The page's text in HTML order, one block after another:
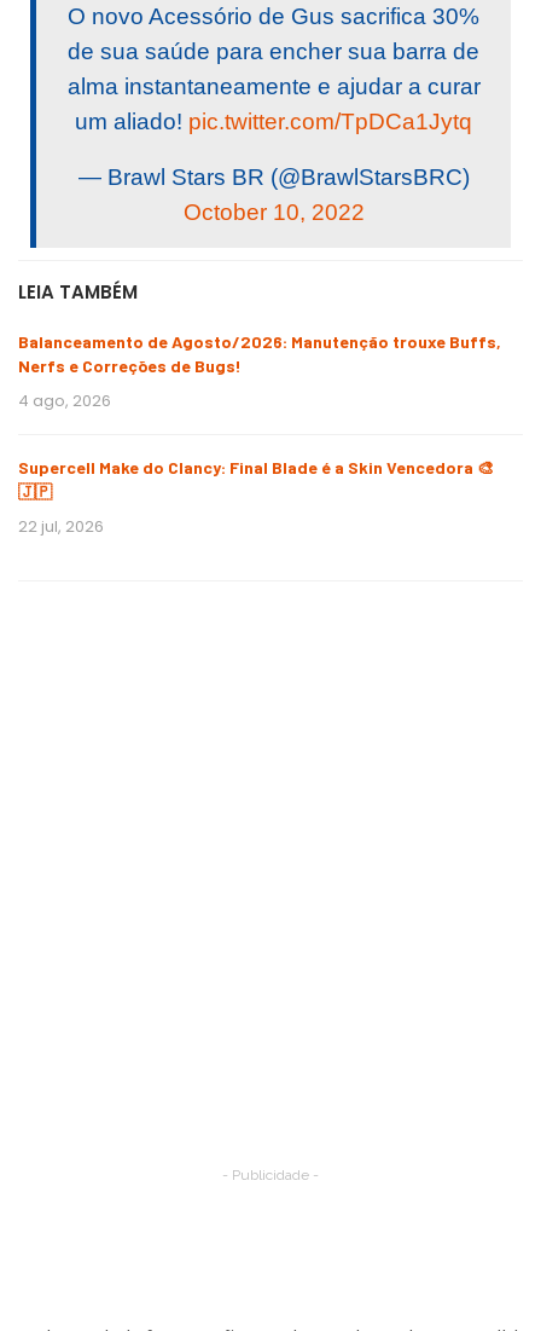
O novo Acessório de Gus sacrifica 30%
de sua saúde para encher sua barra de
alma instantaneamente e ajudar a curar
um aliado! pic.twitter.com/TpDCa1Jytq
— Brawl Stars BR (@BrawlStarsBRC)
October 10, 2022
LEIA TAMBÉM
Balanceamento de Agosto/2026: Manutenção trouxe Buffs,
Nerfs e Correções de Bugs!
4 ago, 2026
Supercell Make do Clancy: Final Blade é a Skin Vencedora 🎨
🇯🇵
22 jul, 2026
- Publicidade -